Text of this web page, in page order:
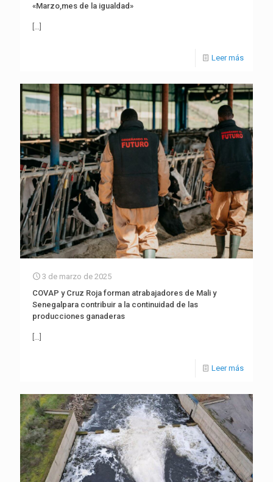
«Marzo,mes de la igualdad»
[…]
Leer más
3 de marzo de 2025
COVAP y Cruz Roja forman atrabajadores de Mali y
Senegalpara contribuir a la continuidad de las
producciones ganaderas
[…]
Leer más